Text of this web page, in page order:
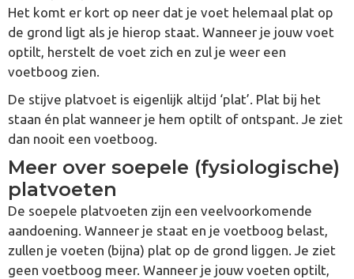
Het komt er kort op neer dat je voet helemaal plat op
de grond ligt als je hierop staat. Wanneer je jouw voet
optilt, herstelt de voet zich en zul je weer een
voetboog zien.
De stijve platvoet is eigenlijk altijd ‘plat’. Plat bij het
staan én plat wanneer je hem optilt of ontspant. Je ziet
dan nooit een voetboog.
Meer over soepele (fysiologische)
platvoeten
De soepele platvoeten zijn een veelvoorkomende
aandoening. Wanneer je staat en je voetboog belast,
zullen je voeten (bijna) plat op de grond liggen. Je ziet
geen voetboog meer. Wanneer je jouw voeten optilt,